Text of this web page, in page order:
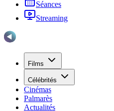
Séances
Streaming
Films
Célébrités
Cinémas
Palmarès
Actualités